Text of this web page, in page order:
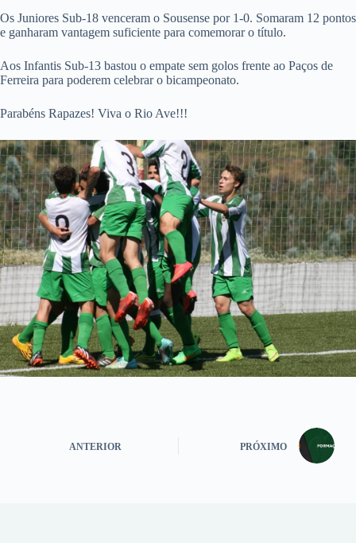
Os Juniores Sub-18 venceram o Sousense por 1-0. Somaram 12 pontos
e ganharam vantagem suficiente para comemorar o título.
Aos Infantis Sub-13 bastou o empate sem golos frente ao Paços de
Ferreira para poderem celebrar o bicampeonato.
Parabéns Rapazes! Viva o Rio Ave!!!
ANTERIOR PRÓXIMO